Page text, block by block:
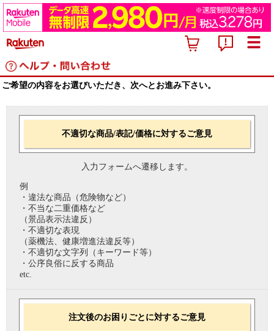
ご希望の内容をお選びいただき、次へとお進み下さい。
不適切な商品/表記/価格に対するご意見
入力フォームへ遷移します。
例
・違法な商品（危険物など）
・不当な二重価格など
（景品表示法違反）
・不適切な表現
（薬機法、健康増進法違反等）
・不適切な文字列（キーワード等）
・公序良俗に反する商品
etc.
注文後のお困りごとに対するご意見